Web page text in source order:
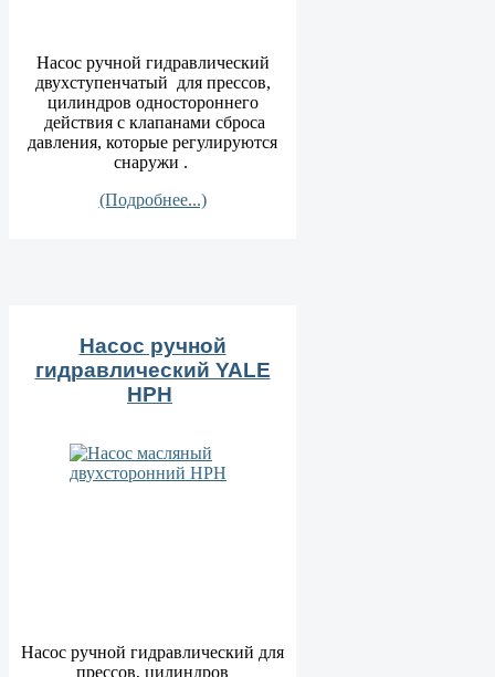
Насос ручной гидравлический
двухступенчатый для прессов,
цилиндров одностороннего
действия c клапанами сброса
давления, которые регулируются
снаружи .
(Подробнее...)
Насос ручной
гидравлический YALE
HPН
Насос ручной гидравлический для
прессов, цилиндров